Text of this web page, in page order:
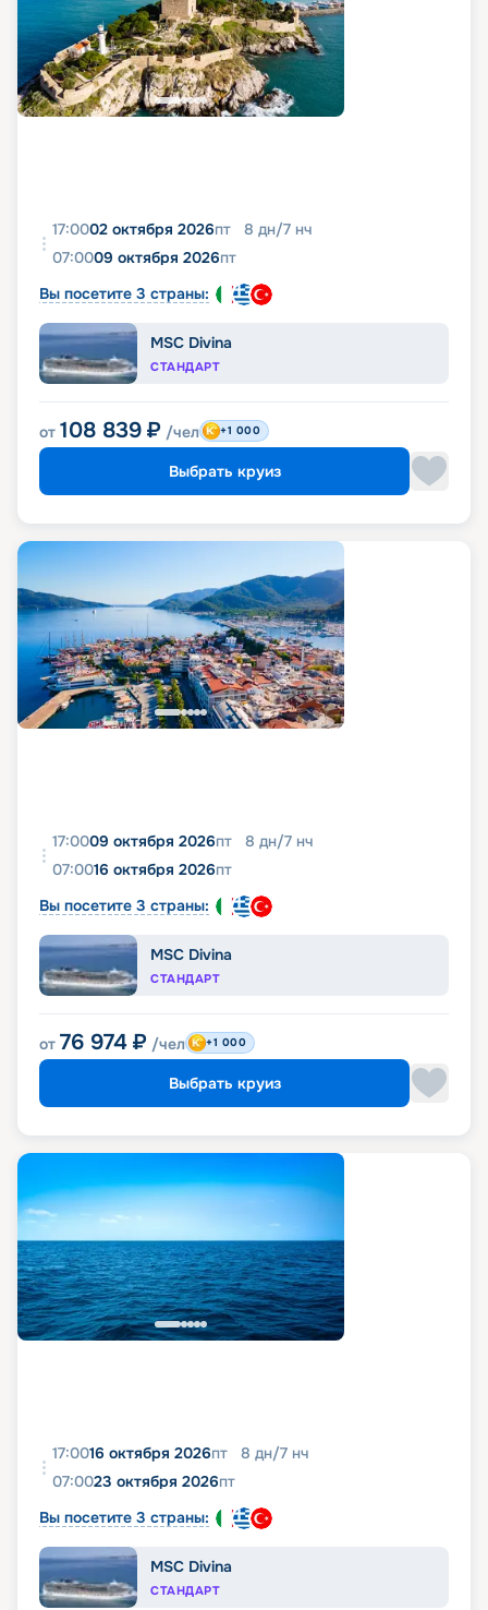
17:0002 октября 2026пт 8 дн/7 нч
07:0009 октября 2026пт
Вы посетите 3 страны:
MSC Divina
СТАНДАРТ
от 108 839 ₽ /чел +1 000
Выбрать круиз
17:0009 октября 2026пт 8 дн/7 нч
07:0016 октября 2026пт
Вы посетите 3 страны:
MSC Divina
СТАНДАРТ
от 76 974 ₽ /чел +1 000
Выбрать круиз
17:0016 октября 2026пт 8 дн/7 нч
07:0023 октября 2026пт
Вы посетите 3 страны:
MSC Divina
СТАНДАРТ